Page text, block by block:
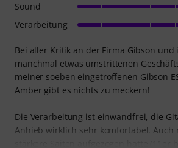
Bei aller Kritik an der Firma Gibson und
manchmal etwas umstrittenen
meiner soeben eingetroffenen Gibson
Amber gibt es nichts zu meckern!
Die Verarbeitung ist einwandfrei, die
Anhieb wirklich sehr komfortabel. Auch
Sound
Verarbeitung